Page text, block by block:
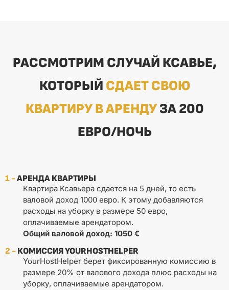
РАССМОТРИМ СЛУЧАЙ КСАВЬЕ,
КОТОРЫЙ СДАЕТ СВОЮ
КВАРТИРУ В АРЕНДУЗА 200
ЕВРО/НОЧЬ
1 -АРЕНДА КВАРТИРЫ
Квартира Ксавьера сдается на 5 дней, то есть
валовой доход 1000 евро. К этому добавляются
расходы на уборку в размере 50 евро,
оплачиваемые арендатором.
Общий валовой доход: 1050 €
2 - КОМИССИЯ YOURHOSTHELPER
YourHostHelper берет фиксированную комиссию в
размере 20% от валового дохода плюс расходы на
уборку, оплачиваемые арендатором.